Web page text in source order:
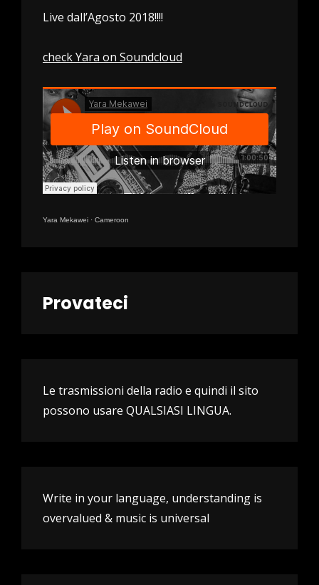
Live dall’Agosto 2018!!!!
check Yara on Soundcloud
Yara Mekawei · Cameroon
Provateci
Le trasmissioni della radio e quindi il sito
possono usare QUALSIASI LINGUA.
Write in your language, understanding is
overvalued & music is universal